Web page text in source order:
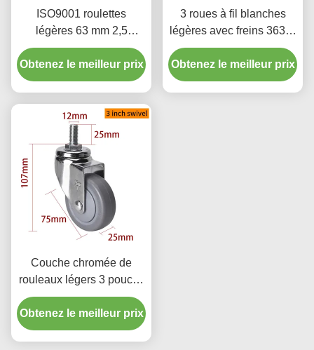
ISO9001 roulettes
légères 63 mm 2,5
pouces roulettes de
roulettes revêtement en
zinc rigide
Obtenez le meilleur prix
3 roues à fil blanches
légères avec freins 363S-
23
Obtenez le meilleur prix
Couche chromée de
rouleaux légers 3 pouces
70 kg rouleaux TPE
filetés
Obtenez le meilleur prix